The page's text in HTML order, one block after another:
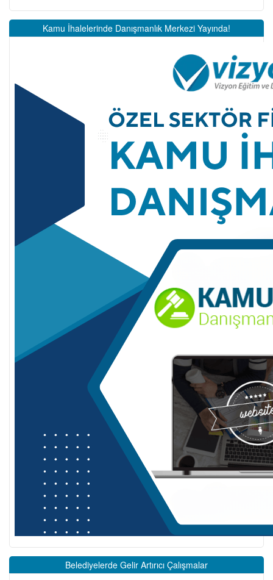
Kamu İhalelerinde Danışmanlık Merkezi Yayında!
Belediyelerde Gelir Artırıcı Çalışmalar